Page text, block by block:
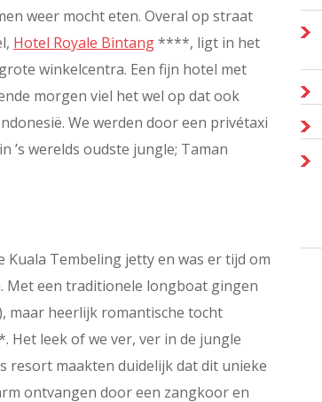
weer mocht eten. Overal op straat
Hotel Royale Bintang****, ligt in het
winkelcentra. Een fijn hotel met
morgen viel het wel op dat ook
We werden door een privétaxi
’s werelds oudste jungle; Taman
Tembeling jetty en was er tijd om
Met een traditionele longboat gingen
maar heerlijk romantische tocht
Het leek of we ver, ver in de jungle
resort maakten duidelijk dat dit unieke
ontvangen door een zangkoor en